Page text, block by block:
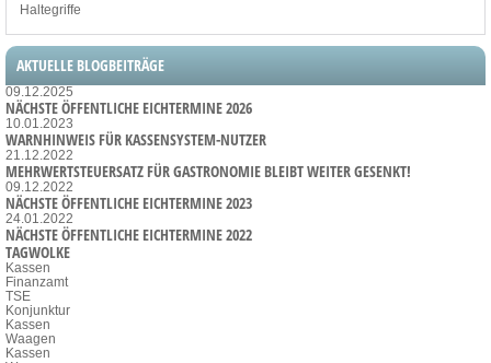
Haltegriffe
AKTUELLE BLOGBEITRÄGE
09.12.2025
NÄCHSTE ÖFFENTLICHE EICHTERMINE 2026
10.01.2023
WARNHINWEIS FÜR KASSENSYSTEM-NUTZER
21.12.2022
MEHRWERTSTEUERSATZ FÜR GASTRONOMIE BLEIBT WEITER GESENKT!
09.12.2022
NÄCHSTE ÖFFENTLICHE EICHTERMINE 2023
24.01.2022
NÄCHSTE ÖFFENTLICHE EICHTERMINE 2022
TAGWOLKE
Kassen
Finanzamt
TSE
Konjunktur
Kassen
Waagen
Kassen